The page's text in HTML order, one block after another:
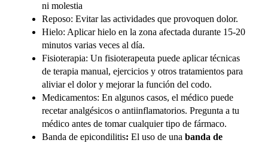
ni molestia
Reposo: Evitar las actividades que provoquen dolor.
Hielo: Aplicar hielo en la zona afectada durante 15-20
minutos varias veces al día.
Fisioterapia: Un fisioterapeuta puede aplicar técnicas
de terapia manual, ejercicios y otros tratamientos para
aliviar el dolor y mejorar la función del codo.
Medicamentos: En algunos casos, el médico puede
recetar analgésicos o antiinflamatorios. Pregunta a tu
médico antes de tomar cualquier tipo de fármaco.
Banda de epicondilitis: El uso de una banda de